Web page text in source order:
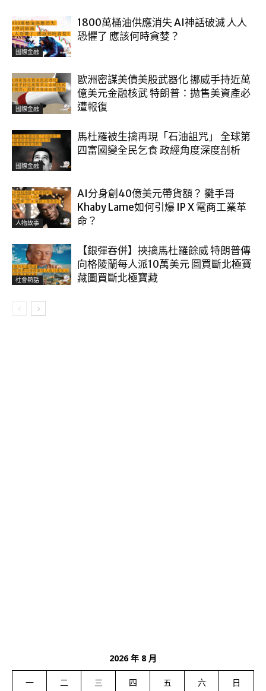
國際金融
1800萬桶油供應消失 AI神話破滅 人人
恐懼了 應該何時貪婪？
國際金融
歐洲密謀美債美股武器化 挪威手持近萬
億美元金融核武 特朗普：拋售美資產必
遭報復
國際金融
馬杜羅被生擒再現「石油詛咒」 全球第
四富國變全民乞食 政經角度深度剖析
人物故事
AI分身創40億美元帶貨額？ 攤手哥
Khaby Lame如何引爆 IP X 電商工業革
命？
社會熱話
【銀彈吞併】挾擒馬杜羅餘威 特朗普傳
向格陵蘭每人派10萬美元 圖買斷北極寶
藏圖買斷北極寶藏
2026 年 8 月
一 二 三 四 五 六 日